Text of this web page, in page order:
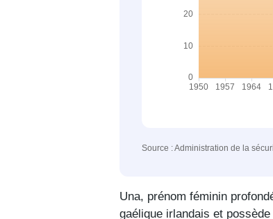
Source : Administration de la
Una, prénom féminin
gaélique irlandais et